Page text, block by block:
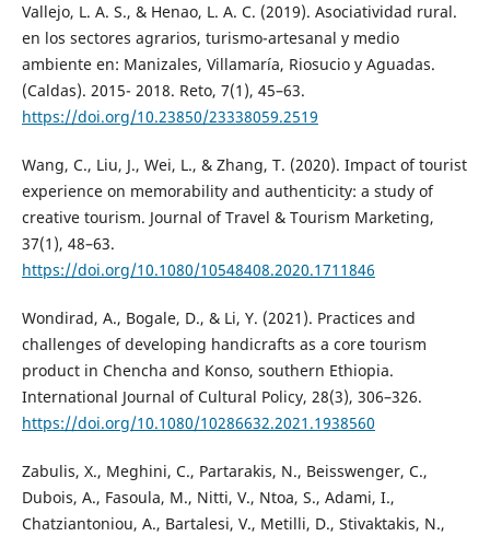
Vallejo, L. A. S., & Henao, L. A. C. (2019). Asociatividad rural.
en los sectores agrarios, turismo-artesanal y medio
ambiente en: Manizales, Villamaría, Riosucio y Aguadas.
(Caldas). 2015- 2018. Reto, 7(1), 45–63.
https://doi.org/10.23850/23338059.2519
Wang, C., Liu, J., Wei, L., & Zhang, T. (2020). Impact of tourist
experience on memorability and authenticity: a study of
creative tourism. Journal of Travel & Tourism Marketing,
37(1), 48–63.
https://doi.org/10.1080/10548408.2020.1711846
Wondirad, A., Bogale, D., & Li, Y. (2021). Practices and
challenges of developing handicrafts as a core tourism
product in Chencha and Konso, southern Ethiopia.
International Journal of Cultural Policy, 28(3), 306–326.
https://doi.org/10.1080/10286632.2021.1938560
Zabulis, X., Meghini, C., Partarakis, N., Beisswenger, C.,
Dubois, A., Fasoula, M., Nitti, V., Ntoa, S., Adami, I.,
Chatziantoniou, A., Bartalesi, V., Metilli, D., Stivaktakis, N.,